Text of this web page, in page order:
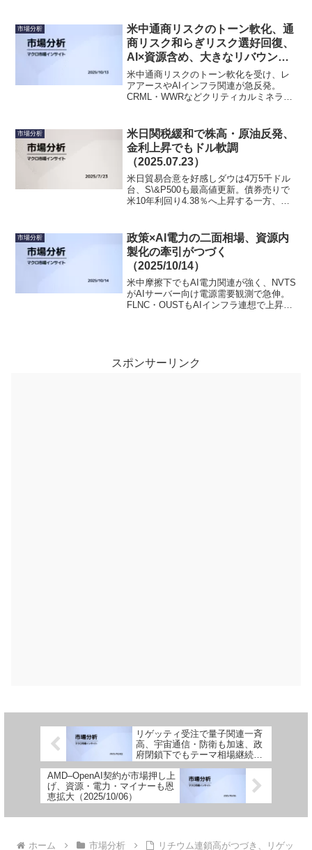
る。
市場分析
米中通商リスクのトーン軟化、通
商リスク和らぎリスク選好回復、
AI×資源含め、大きなリバウンド
の一日（2025/10/13）
米中通商リスクのトーン軟化を受け、レ
アアースやAIインフラ関連が急反発。
CRML・WWRなどクリティカルミネラル
QBTS）も受注・格上げを材料に高値追
い、幅広いテーマ物色が進行。リスク選
好が回復し、セクター横断のリバウンド
相場となった。
市場分析
米日関税緩和で株高・原油反発、
金利上昇でもドル軟調
（2025.07.23）
米日貿易合意を好感しダウは4万5千ドル
台、S\&P500も最高値更新。債券売りで
米10年利回り4.38％へ上昇する一方、ド
別色が強まる地合い。
市場分析
政策×AI電力の二面相場、資源内
製化の牽引がつづく
（2025/10/14）
米中摩擦下でもAI電力関連が強く、NVTS
がAIサーバー向け電源需要観測で急伸。
FLNC・OUSTもAIインフラ連想で上昇。
明。
スポンサーリンク
リゲッティ受注で量子関連一斉
高、宇宙通信・防衛も加速、政
府閉鎖下でもテーマ相場継続
（2025.10.02）
AMD–OpenAI契約が市場押し上
げ、資源・電力・マイナーも恩
恵拡大（2025/10/06）
ホーム 市場分析 リチウム連鎖高がつづき、リゲッ